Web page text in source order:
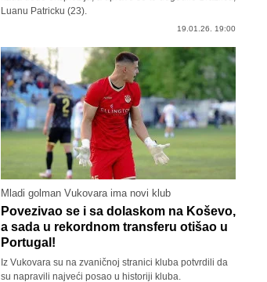
Luanu Patricku (23).
19.01.26. 19:00
Mladi golman Vukovara ima novi klub
Povezivao se i sa dolaskom na Koševo,
a sada u rekordnom transferu otišao u
Portugal!
Iz Vukovara su na zvaničnoj stranici kluba potvrdili da
su napravili najveći posao u historiji kluba.